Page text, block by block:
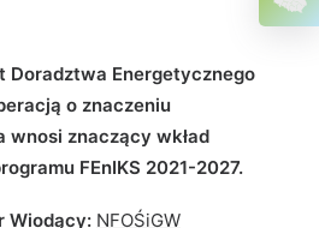
Doradztwa Energetycznego
o znaczeniu
znaczący wkład
FEnIKS 2021-2027.
Wiodący: NFOŚiGW